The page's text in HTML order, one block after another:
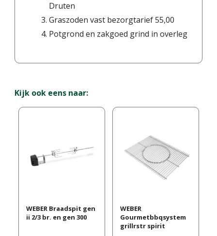
Druten
Graszoden vast bezorgtarief 55,00
Potgrond en zakgoed grind in overleg
Kijk ook eens naar:
WEBER Braadspit gen
ii 2/3 br. en gen 300
WEBER
Gourmetbbqsystem
grillrstr spirit